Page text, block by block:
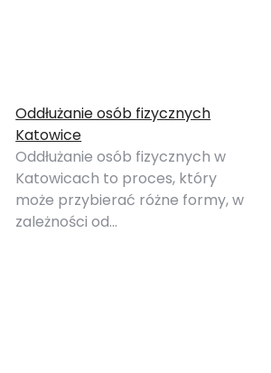
Oddłużanie osób fizycznych
Katowice
Oddłużanie osób fizycznych w
Katowicach to proces, który
może przybierać różne formy, w
zależności od…